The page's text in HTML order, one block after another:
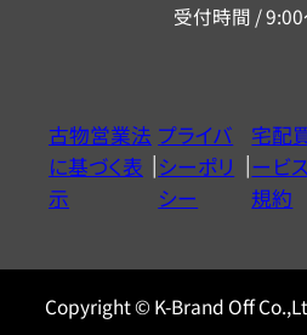
ー
ヤ
ル
0120604117
受付時間 /
古物営業法
に基づく表
示
プライバ
シーポリ
シー
宅配
ービ
規約
Copyright © K-Brand Off